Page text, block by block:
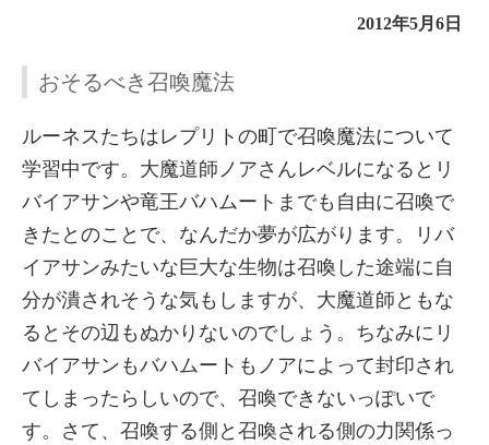
2012年5月6日
おそるべき召喚魔法
ルーネスたちはレプリトの町で召喚魔法について
学習中です。大魔道師ノアさんレベルになるとリ
バイアサンや竜王バハムートまでも自由に召喚で
きたとのことで、なんだか夢が広がります。リバ
イアサンみたいな巨大な生物は召喚した途端に自
分が潰されそうな気もしますが、大魔道師ともな
るとその辺もぬかりないのでしょう。ちなみにリ
バイアサンもバハムートもノアによって封印され
てしまったらしいので、召喚できないっぽいで
す。さて、召喚する側と召喚される側の力関係っ